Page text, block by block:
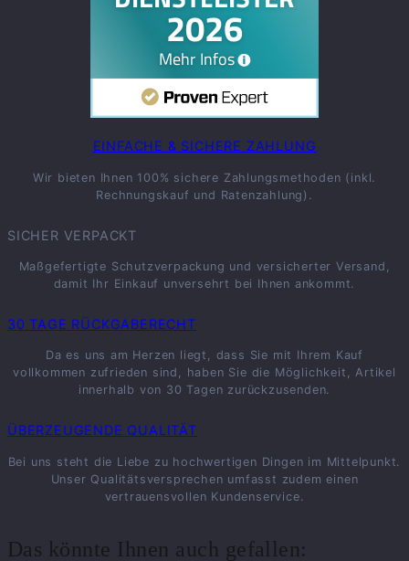
EINFACHE & SICHERE ZAHLUNG
Wir bieten Ihnen 100% sichere Zahlungsmethoden (inkl.
Rechnungskauf und Ratenzahlung).
SICHER VERPACKT
Maßgefertigte Schutzverpackung und versicherter Versand,
damit Ihr Einkauf unversehrt bei Ihnen ankommt.
30 TAGE RÜCKGABERECHT
Da es uns am Herzen liegt, dass Sie mit Ihrem Kauf
vollkommen zufrieden sind, haben Sie die Möglichkeit, Artikel
innerhalb von 30 Tagen zurückzusenden.
ÜBERZEUGENDE QUALITÄT
Bei uns steht die Liebe zu hochwertigen Dingen im Mittelpunkt.
Unser Qualitätsversprechen umfasst zudem einen
vertrauensvollen Kundenservice.
Das könnte Ihnen auch gefallen: